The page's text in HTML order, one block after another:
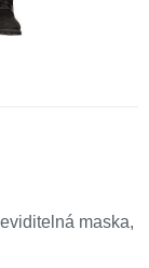
maska,